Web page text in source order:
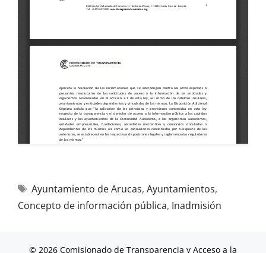
Ayuntamiento de Arucas, Ayuntamientos,
Concepto de información pública, Inadmisión
© 2026 Comisionado de Transparencia y Acceso a la